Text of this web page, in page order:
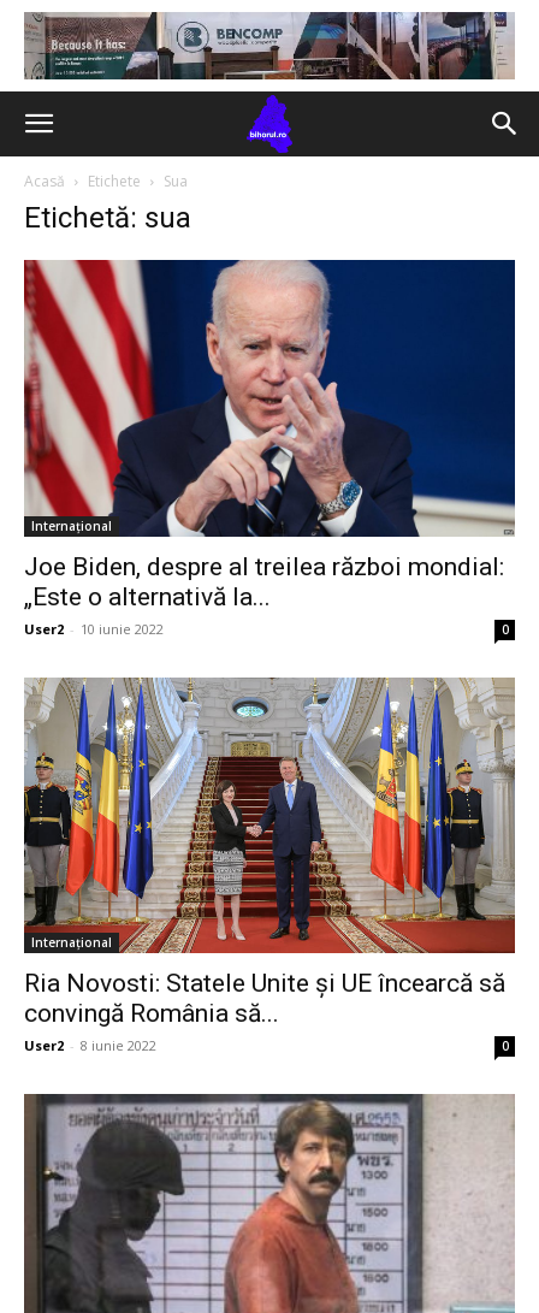
Acasă Etichete Sua
Etichetă: sua
Internațional
Joe Biden, despre al treilea război mondial:
„Este o alternativă la...
User2 - 10 iunie 2022 0
Internațional
Ria Novosti: Statele Unite și UE încearcă să
convingă România să...
User2 - 8 iunie 2022 0